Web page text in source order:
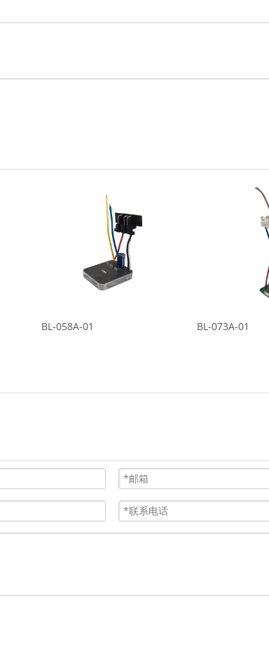
BL-058A-01 BL-073A-01